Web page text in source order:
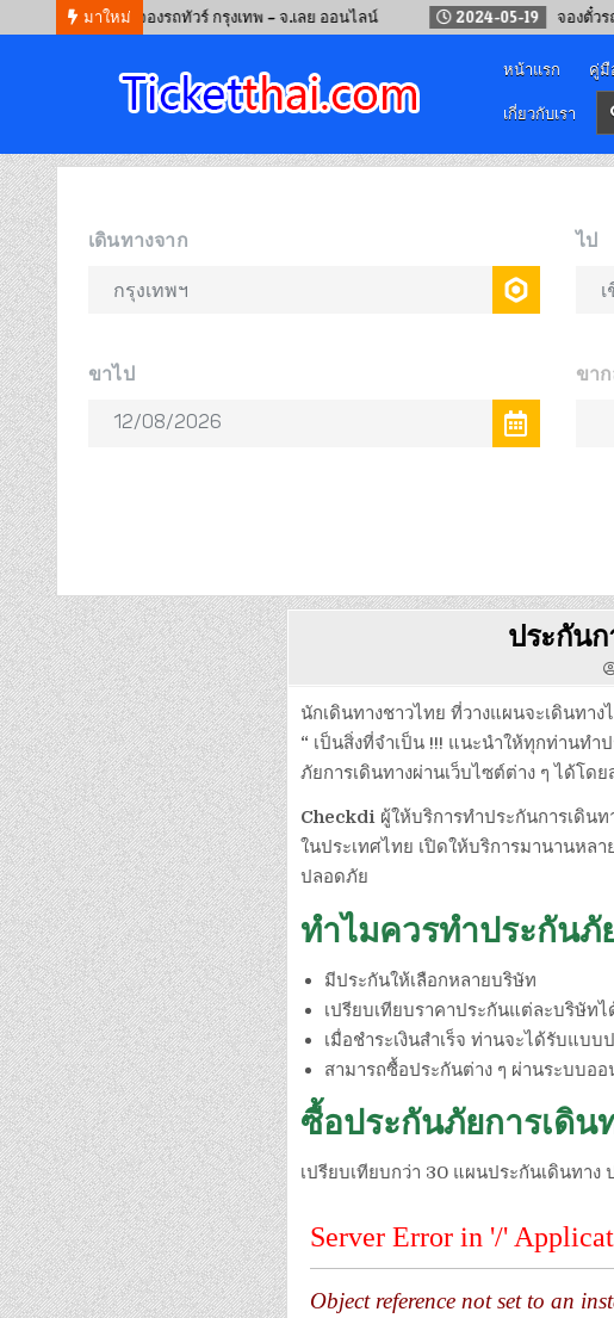
มาใหม่
จองรถทัวร์ กรุงเทพ – จ.เลย ออนไลน์ 2024-05-19 จองตั๋วรถไฟจีน
จองตั๋วออนไลน์
หน้าแรก คู่มื
เกี่ยวกับเรา
ประกันก
นักเดินทางชาวไทย ที่วางแผนจะเดินทาง
“ เป็นสิ่งที่จำเป็น !!! แนะนำให้ทุกท่านทำ
ภัยการเดินทางผ่านเว็บไซต์ต่าง ๆ ได้โ
Checkdi ผู้ให้บริการทำประกันการเดิน
ในประเทศไทย เปิดให้บริการมานานหล
ปลอดภัย
ทำไมควรทำประกันภั
มีประกันให้เลือกหลายบริษัท
เปรียบเทียบราคาประกันแต่ละบริษัท
เมื่อชำระเงินสำเร็จ ท่านจะได้รับแบ
สามารถซื้อประกันต่าง ๆ ผ่านระบบอ
ซื้อประกันภัยการเดิน
เปรียบเทียบกว่า 30 แผนประกันเดินทาง